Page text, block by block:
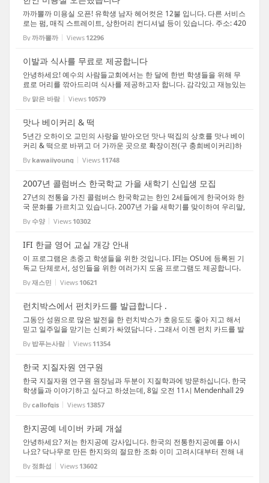
까까뽈까 미용실 오픈! 유학생 남자 헤어컷은 12불 입니다. 다른 서비스
로는 펌, 매직 스트레이트, 상한머리 컨디셔널 등이 있습니다. 주소: 420
0 Westland Mall Columbus, OH 43228 전화: 614-214-0688 미용사
조언니(영어이름은 Gigi)를 찾아주세요-
By까까뽈까 Views 12296
이발과 식사를 무료로 제공합니다
안녕하세요! 예수의 사람들교회에서는 한 달에 한번 학생들을 위해 무
료로 머리를 깎아드리며 식사를 제공하고자 합니다. 감각있고 재능있는
여자 미용사 분이 여러분의 머리를 책임지실 것입니다. 그리고 머리를
깍기 전이나 깍으신 후 맛있는 한국음식도 맛...
By 맑은 바람 Views 10579
맛나 베이커리 & 떡
5년간 오하이오 교민의 사랑을 받아오던 맛나 떡집의 상호를 맛나 베이
커리 & 떡으로 바뀌고 더 가까운 곳으로 확장이전(구 충희베이커리)하
였습니다. 그 간의 노하우로 맛있는 한국빵과 케익 그리고 더욱 다양해
진 퓨전떡, 일본식 런치박스를 선보입니다. *한...
By kawaiiyoung Views 11748
2007년 콜럼버스 한국학교 가을 새학기 신입생 모집
27년의 전통을 가진 콜럼버스 한국학교는 한인 2세들에게 한국어와 한
국 문화를 가르치고 있습니다. 2007년 가을 새학기를 맞이하여 우리말,
우리글, 우리 문화를 사랑하는 한국인으로 자라날 학생들을 모집합니
다. • 학기 일정 : 2007년 9월 9일 - 12월 9일 (...
By 수양 Views 10302
IFI 한글 영어 교실 개강 안내
이 프로그램은 초중고 학생들을 위한 것입니다. IFI는 OSU에 등록된 기
독교 단체로서, 성인들을 위한 여러가지 도움 프로그램도 제공합니다.
www.internationalfriendships.org를 가 보시면 여러 서비스를 만나실
수 있습니다. 안녕하세요? 'IFI한글 영어 교실...
By재스민 Views 10621
런치박스에서 펀치카드를 발급합니다 .
그동안 성원으로 많은 발전을 한 런치박스가 호응도도 좋아 지고 해서
믿고 일주일을 맏기는 신뢰가 싸였담니다 . 그래서 이젠 펀치 카드를 발
급하고 꽁짜 런치도 드실수 있는 기회가 생겼담니다 . 메뉴도 많이 다 양
해 졌구요 어서 어서 주문 하셔요 ~ http:/...
By 밥푸는사람 Views 11354
한국 지질자원 연구원
한국 지질자원 연구원 원장님과 두분이 지질학과에 방문하십니다. 한국
학생들과 이야기하고 싶다고 하셨는데, 8일 오전 11시 Mendenhall 29
6호에서 있습니다. 관심 있으신 분들은 아래 이메일로 연락주세요. 전
공은 크게 상관 없다고 합니다. Refreshment도 ...
Bycallofgis Views 13857
한지공예 네이버 카페 개설
안녕하세요? 저는 한지공예 강사입니다. 한국의 전통한지공예를 아시
나요? 닥나무로 만든 한지와의 절묘한 조화 이미 고려시대부터 전해 내
려온 우리나라 고유의 전통 공예 현대와 어우러져 그 빛을 더 발하는 한
지공예 미국 친구들에게 선물하셔도 좋습니다. ...
By 정화섭 Views 13602